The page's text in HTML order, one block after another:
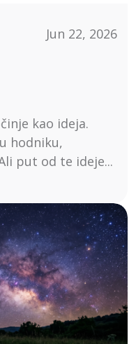
Jun 22, 2026
kao ideja.
hodniku,
put od te ideje...